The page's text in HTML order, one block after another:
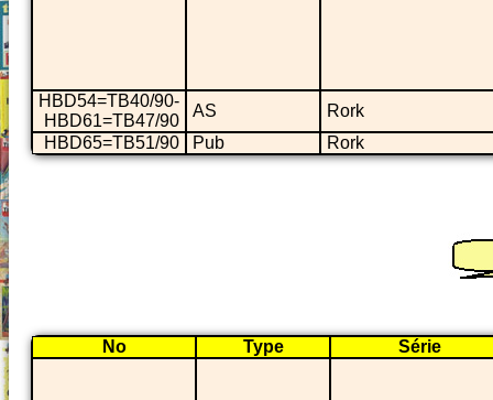
HBD54=TB40/90-
HBD61=TB47/90
AS
Rork
HBD65=TB51/90
Pub Rork
No Type Série